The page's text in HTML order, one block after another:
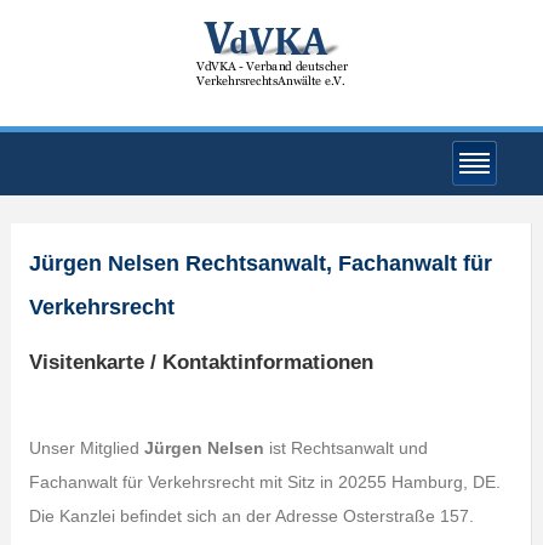
Jürgen Nelsen Rechtsanwalt, Fachanwalt für
Verkehrsrecht
Visitenkarte / Kontaktinformationen
Unser Mitglied Jürgen Nelsen ist Rechtsanwalt und
Fachanwalt für Verkehrsrecht mit Sitz in 20255 Hamburg, DE.
Die Kanzlei befindet sich an der Adresse Osterstraße 157.